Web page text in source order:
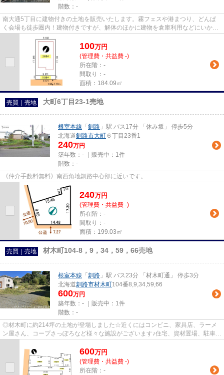
階数：-
南大通5丁目に建物付きの土地を販売いたします。霧フェスや港まつり、どんぱ
く会場も徒歩圏内！建物付きですが、解体のほかに建物を倉庫利用などにいかが
でしょうか？お問い合わせは01...
100万円
(管理費・共益費 -)
所在階：-
間取り：-
面積：184.09㎡
売買｜売地 大町6丁目23-1売地
根室本線 「 釧路 」駅 バス17分 「休み坂」 停歩5分
北海道釧路市大町 ６丁目23番1
240万円
築年数：- ｜販売中： 1件
階数：-
《仲介手数料無料》南西角地釧路中心部に近いです。
240万円
(管理費・共益費 -)
所在階：-
間取り：-
面積：199.03㎡
売買｜売地 材木町104-8，9，34，59，66売地
根室本線 「 釧路 」駅 バス23分 「材木町通」 停歩3分
北海道釧路市材木町104番8,9,34,59,66
600万円
築年数：- ｜販売中： 1件
階数：-
◎材木町に約214坪の土地が登場しました☆近くにはコンビニ、家具店、ラーメ
ン屋さん、コープさっぽろなど様々な施設がございます♪住宅、資材置場、駐車場
600万円
(管理費・共益費 -)
所在階：-